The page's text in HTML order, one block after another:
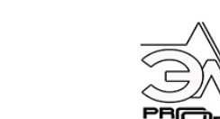
навигации
содержимому